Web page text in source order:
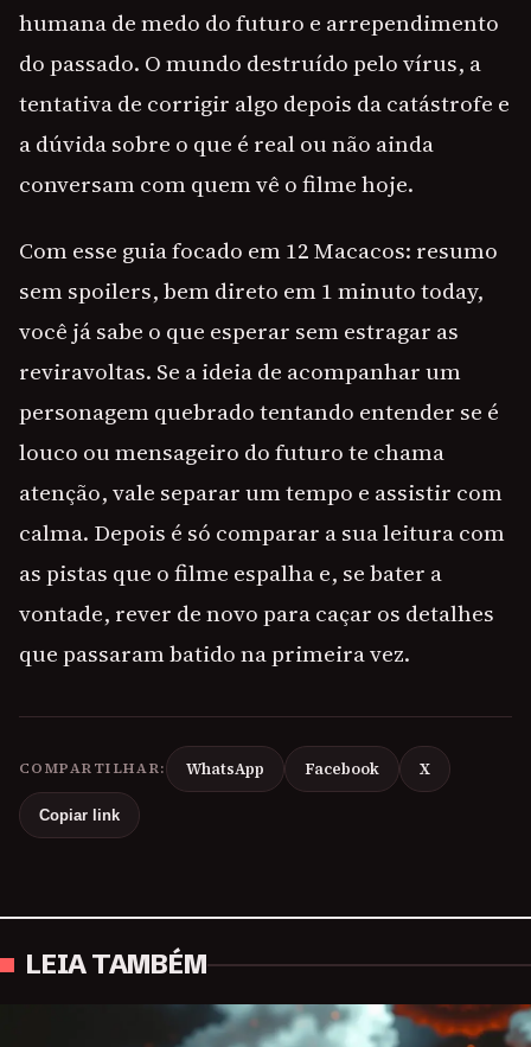
humana de medo do futuro e arrependimento
do passado. O mundo destruído pelo vírus, a
tentativa de corrigir algo depois da catástrofe e
a dúvida sobre o que é real ou não ainda
conversam com quem vê o filme hoje.
Com esse guia focado em 12 Macacos: resumo
sem spoilers, bem direto em 1 minuto today,
você já sabe o que esperar sem estragar as
reviravoltas. Se a ideia de acompanhar um
personagem quebrado tentando entender se é
louco ou mensageiro do futuro te chama
atenção, vale separar um tempo e assistir com
calma. Depois é só comparar a sua leitura com
as pistas que o filme espalha e, se bater a
vontade, rever de novo para caçar os detalhes
que passaram batido na primeira vez.
COMPARTILHAR: WhatsApp Facebook X
Copiar link
LEIA TAMBÉM